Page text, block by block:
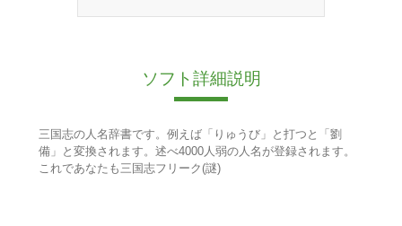
ソフト詳細説明
三国志の人名辞書です。例えば「りゅうび」と打つと「劉
備」と変換されます。述べ4000人弱の人名が登録されます。
これであなたも三国志フリーク(謎)